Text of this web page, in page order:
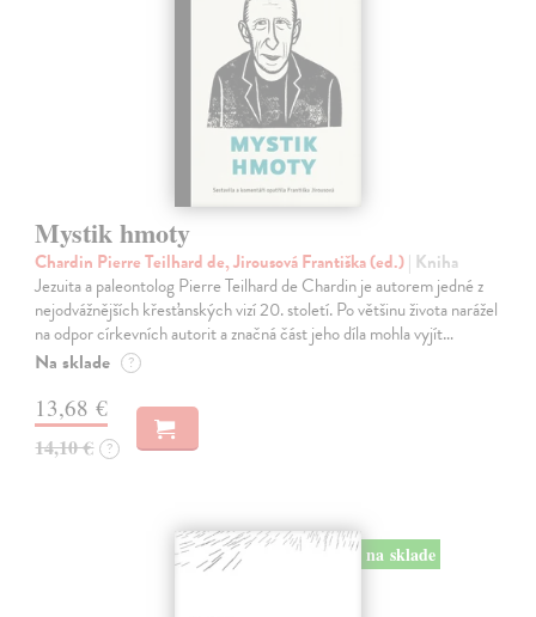
Mystik hmoty
Chardin Pierre Teilhard de, Jirousová Františka (ed.)| Kniha
Jezuita a paleontolog Pierre Teilhard de Chardin je autorem jedné z
nejodvážnějších křesťanských vizí 20. století. Po většinu života narážel
na odpor církevních autorit a značná část jeho díla mohla vyjít…
Na sklade ?
13,68 €
14,10 € ?
na sklade